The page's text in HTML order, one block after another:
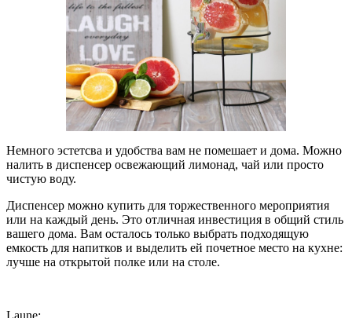
Немного эстетсва и удобства вам не помешает и дома. Можно
налить в диспенсер освежающий лимонад, чай или просто
чистую воду.
Диспенсер можно купить для торжественного мероприятия
или на каждый день. Это отличная инвестиция в общий стиль
вашего дома. Вам осталось только выбрать подходящую
емкость для напитков и выделить ей почетное место на кухне:
лучше на открытой полке или на столе.
Laune: